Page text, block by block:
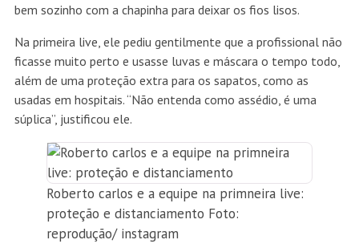
bem sozinho com a chapinha para deixar os fios lisos.
Na primeira live, ele pediu gentilmente que a profissional não
ficasse muito perto e usasse luvas e máscara o tempo todo,
além de uma proteção extra para os sapatos, como as
usadas em hospitais. “Não entenda como assédio, é uma
súplica”, justificou ele.
Roberto carlos e a equipe na primneira live:
proteção e distanciamento Foto:
reprodução/ instagram